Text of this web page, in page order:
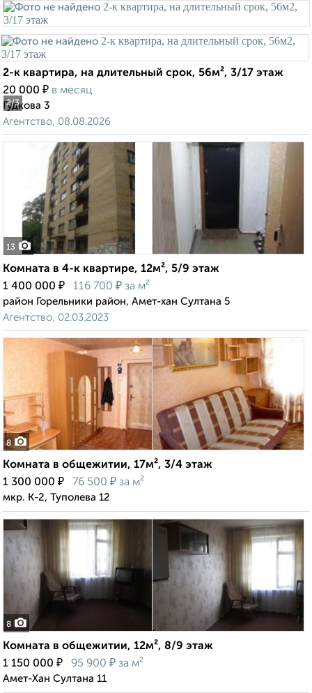
2/3
2-к квартира, на длительный срок, 56м², 3/17 этаж
20 000 ₽ в месяц
Гудкова 3
Агентство, 08.08.2026
13
Комната в 4-к квартире, 12м², 5/9 этаж
1 400 000 ₽ 116 700 ₽ за м²
район Горельники район, Амет-хан Султана 5
Агентство, 02.03.2023
8
Комната в общежитии, 17м², 3/4 этаж
1 300 000 ₽ 76 500 ₽ за м²
мкр. К-2, Туполева 12
8
Комната в общежитии, 12м², 8/9 этаж
1 150 000 ₽ 95 900 ₽ за м²
Амет-Хан Султана 11